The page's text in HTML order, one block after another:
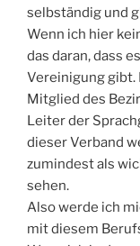
selbständig und
Wenn ich hier
das daran, dass
Vereinigung gibt.
Mitglied des
Leiter der
dieser Verband
zumindest als
sehen.
Also werde ich
mit diesem